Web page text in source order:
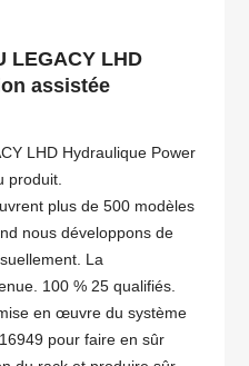
LEGACY LHD
assistée
LHD Hydraulique Power
produit.
plus de 500 modèles
nous développons de
La
100 % 25 qualifiés.
en œuvre du système
pour faire en sûr